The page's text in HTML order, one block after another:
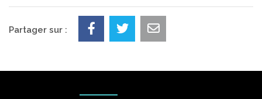
Partager sur :